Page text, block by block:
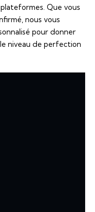
Que vous
nous vous
pour donner
niveau de perfection